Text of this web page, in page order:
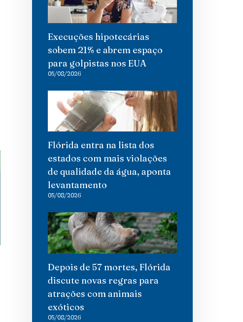
Execuções hipotecárias
sobem 21% e abrem espaço
para golpistas nos EUA
05/08/2026
Flórida entra na lista dos
estados com mais violações
de qualidade da água, aponta
levantamento
05/08/2026
Depois de 57 mortes, Flórida
discute novas regras para
atrações com animais
exóticos
05/08/2026